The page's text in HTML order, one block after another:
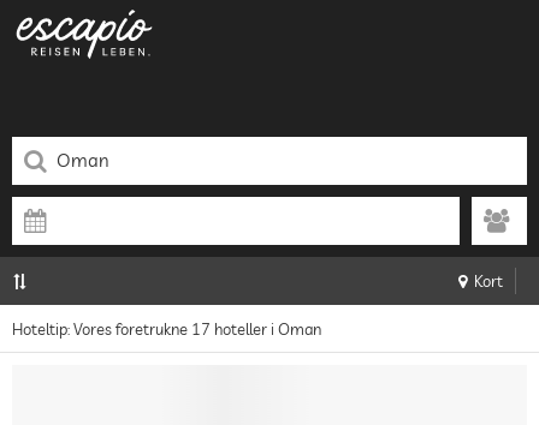
Kort
Hoteltip: Vores foretrukne 17 hoteller i Oman